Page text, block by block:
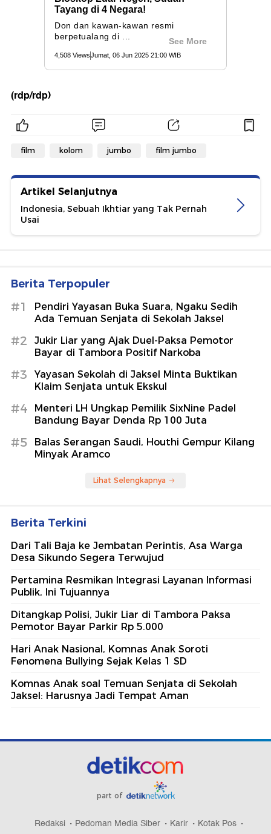
(rdp/rdp)
film kolom jumbo film jumbo
Artikel Selanjutnya
Indonesia, Sebuah Ikhtiar yang Tak Pernah
Usai
Berita Terpopuler
#1
Pendiri Yayasan Buka Suara, Ngaku Sedih
Ada Temuan Senjata di Sekolah Jaksel
#2
Jukir Liar yang Ajak Duel-Paksa Pemotor
Bayar di Tambora Positif Narkoba
#3
Yayasan Sekolah di Jaksel Minta Buktikan
Klaim Senjata untuk Ekskul
#4
Menteri LH Ungkap Pemilik SixNine Padel
Bandung Bayar Denda Rp 100 Juta
#5
Balas Serangan Saudi, Houthi Gempur Kilang
Minyak Aramco
Lihat Selengkapnya
Berita Terkini
Dari Tali Baja ke Jembatan Perintis, Asa Warga
Desa Sikundo Segera Terwujud
Pertamina Resmikan Integrasi Layanan Informasi
Publik, Ini Tujuannya
Ditangkap Polisi, Jukir Liar di Tambora Paksa
Pemotor Bayar Parkir Rp 5.000
Hari Anak Nasional, Komnas Anak Soroti
Fenomena Bullying Sejak Kelas 1 SD
Komnas Anak soal Temuan Senjata di Sekolah
Jaksel: Harusnya Jadi Tempat Aman
part of
Redaksi Pedoman Media Siber Karir
Kotak Pos